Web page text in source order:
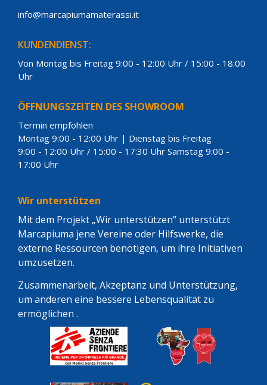
info@marcapiumamaterassi.it
KUNDENDIENST:
Von Montag bis Freitag 9:00 - 12:00 Uhr / 15:00 - 18:00
Uhr
ÖFFNUNGSZEITEN DES SHOWROOM
Termin empfohlen
Montag 9:00 - 12:00 Uhr | Dienstag bis Freitag
9:00 - 12:00 Uhr / 15:00 - 17:30 Uhr Samstag 9:00 -
17:00 Uhr
Wir unterstützen
Mit dem Projekt „Wir unterstützen“ unterstützt
Marcapiuma jene Vereine oder Hilfswerke, die
externe Ressourcen benötigen, um ihre Initiativen
umzusetzen.
Zusammenarbeit, Akzeptanz und Unterstützung,
um anderen eine bessere Lebensqualität zu
ermöglichen .